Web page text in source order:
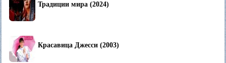
Традиции мира (2024)
Красавица Джесси (2003)